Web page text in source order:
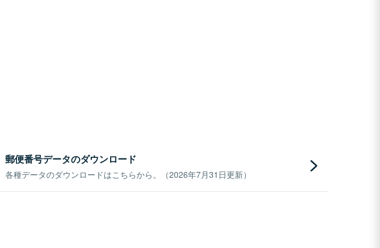
郵便番号データのダウンロード
各種データのダウンロードはこちらから。（2026年7月31日更新）